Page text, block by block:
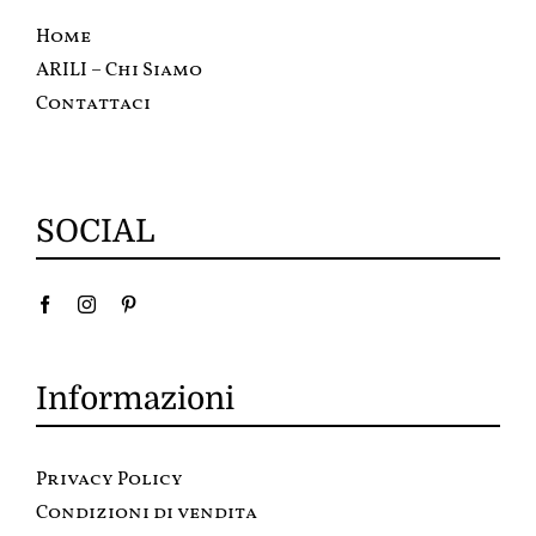
Home
ARILI – Chi Siamo
Contattaci
SOCIAL
Informazioni
Privacy Policy
Condizioni di vendita